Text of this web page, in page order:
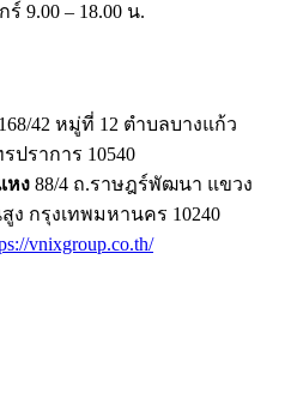
9.00 – 18.00 น.
168/42 หมู่ที่ 12 ตำบลบางแก้ว
ปราการ 10540
หง 88/4 ถ.ราษฎร์พัฒนา แขวง
กรุงเทพมหานคร 10240
vnixgroup.co.th/